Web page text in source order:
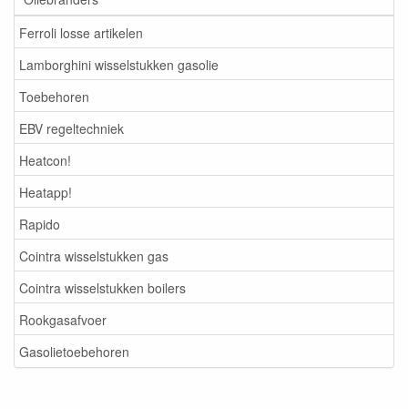
Ferroli losse artikelen
Lamborghini wisselstukken gasolie
Toebehoren
EBV regeltechniek
Heatcon!
Heatapp!
Rapido
Cointra wisselstukken gas
Cointra wisselstukken boilers
Rookgasafvoer
Gasolietoebehoren